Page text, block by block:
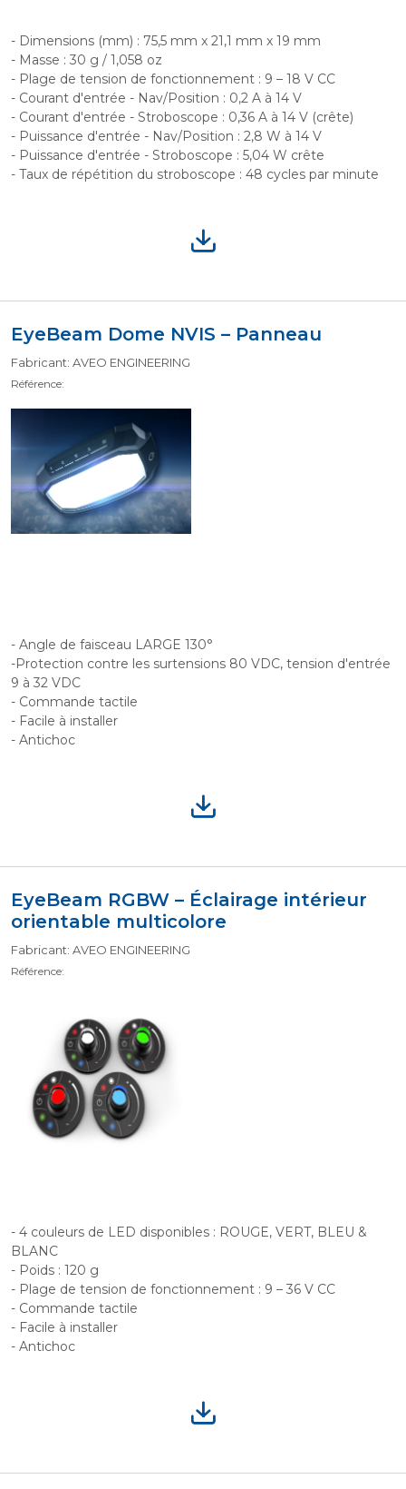
- Dimensions (mm) : 75,5 mm x 21,1 mm x 19 mm
- Masse : 30 g / 1,058 oz
- Plage de tension de fonctionnement : 9 – 18 V CC
- Courant d'entrée - Nav/Position : 0,2 A à 14 V
- Courant d'entrée - Stroboscope : 0,36 A à 14 V (crête)
- Puissance d'entrée - Nav/Position : 2,8 W à 14 V
- Puissance d'entrée - Stroboscope : 5,04 W crête
- Taux de répétition du stroboscope : 48 cycles par minute
EyeBeam Dome NVIS – Panneau
Fabricant: AVEO ENGINEERING
Référence:
- Angle de faisceau LARGE 130°
-Protection contre les surtensions 80 VDC, tension d'entrée
9 à 32 VDC
- Commande tactile
- Facile à installer
- Antichoc
EyeBeam RGBW – Éclairage intérieur
orientable multicolore
Fabricant: AVEO ENGINEERING
Référence:
- 4 couleurs de LED disponibles : ROUGE, VERT, BLEU &
BLANC
- Poids : 120 g
- Plage de tension de fonctionnement : 9 – 36 V CC
- Commande tactile
- Facile à installer
- Antichoc